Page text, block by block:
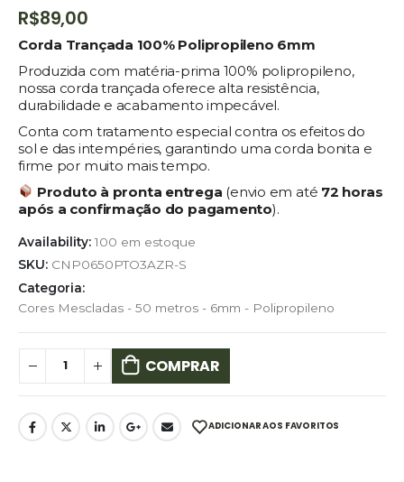
R$89,00
Corda Trançada 100% Polipropileno 6mm
Produzida com matéria-prima 100% polipropileno,
nossa corda trançada oferece alta resistência,
durabilidade e acabamento impecável.
Conta com tratamento especial contra os efeitos do
sol e das intempéries, garantindo uma corda bonita e
firme por muito mais tempo.
Produto à pronta entrega (envio em até 72 horas
após a confirmação do pagamento).
Availability:100 em estoque
SKU: CNP0650PTO3AZR-S
Categoria:
Cores Mescladas - 50 metros - 6mm - Polipropileno
COMPRAR
ADICIONAR AOS FAVORITOS